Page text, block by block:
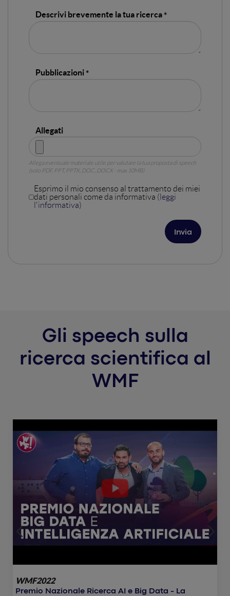
Descrivi brevemente la tua ricerca
Pubblicazioni
Allegati
Allega eventuale materiale utile per valutare la tua proposta di speech
(solo PDF, PPT, PPTX, DOC, DOCX - max 10MB)
Esprimo il mio consenso al trattamento dei miei
dati personali come da informativa ( leggi
l'informativa)
Gli speech sulla
ricerca scientifica al
WMF
WMF2022
Premio Nazionale Ricerca AI e Big Data - La